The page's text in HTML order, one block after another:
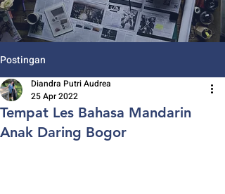
Postingan
Tempat Les Bahasa Mandarin
Anak Daring Bogor
Diandra Putri Audrea
25 Apr 2022